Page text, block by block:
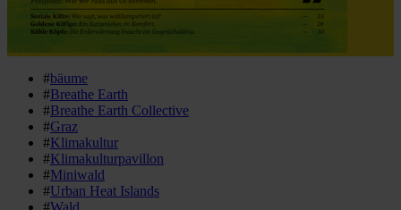
#bäume
#Breathe Earth
#Breathe Earth Collective
#Graz
#Klimakultur
#Klimakulturpavillon
#Miniwald
#Urban Heat Islands
#Wald